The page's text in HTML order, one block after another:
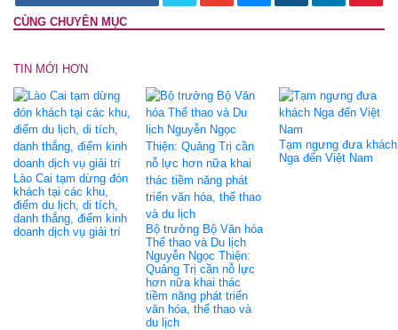
CÙNG CHUYÊN MỤC
TIN MỚI HƠN
Lào Cai tạm dừng đón
khách tại các khu,
điểm du lịch, di tích,
danh thắng, điểm kinh
doanh dịch vụ giải trí
Bộ trưởng Bộ Văn hóa
Thể thao và Du lịch
Nguyễn Ngọc Thiện:
Quảng Trị cần nỗ lực
hơn nữa khai thác
tiềm năng phát triển
văn hóa, thể thao và
du lịch
Tạm ngưng đưa khách
Nga đến Việt Nam